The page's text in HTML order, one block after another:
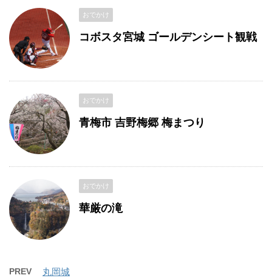
おでかけ
コボスタ宮城 ゴールデンシート観戦
おでかけ
青梅市 吉野梅郷 梅まつり
おでかけ
華厳の滝
PREV 丸岡城